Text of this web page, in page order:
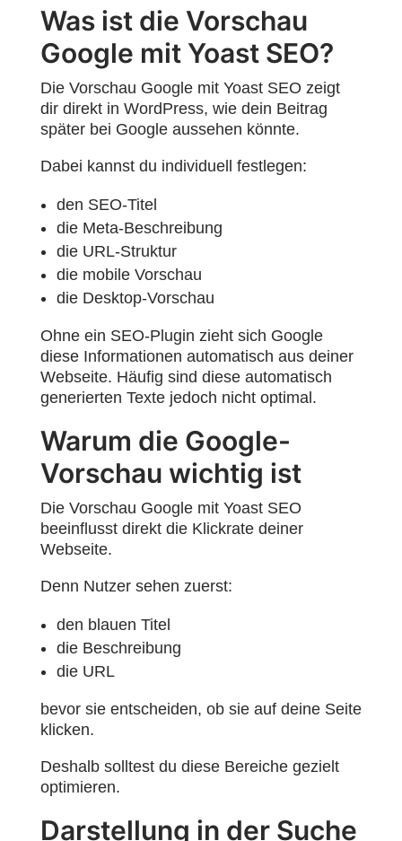
Was ist die Vorschau
Google mit Yoast SEO?
Die Vorschau Google mit Yoast SEO zeigt
dir direkt in WordPress, wie dein Beitrag
später bei Google aussehen könnte.
Dabei kannst du individuell festlegen:
den SEO-Titel
die Meta-Beschreibung
die URL-Struktur
die mobile Vorschau
die Desktop-Vorschau
Ohne ein SEO-Plugin zieht sich Google
diese Informationen automatisch aus deiner
Webseite. Häufig sind diese automatisch
generierten Texte jedoch nicht optimal.
Warum die Google-
Vorschau wichtig ist
Die Vorschau Google mit Yoast SEO
beeinflusst direkt die Klickrate deiner
Webseite.
Denn Nutzer sehen zuerst:
den blauen Titel
die Beschreibung
die URL
bevor sie entscheiden, ob sie auf deine Seite
klicken.
Deshalb solltest du diese Bereiche gezielt
optimieren.
Darstellung in der Suche